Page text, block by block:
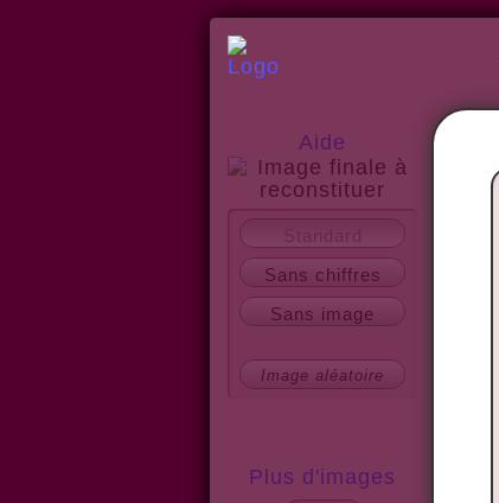
Aide
Plus d'images
Sans chiffres
Sans image
Image aléatoire